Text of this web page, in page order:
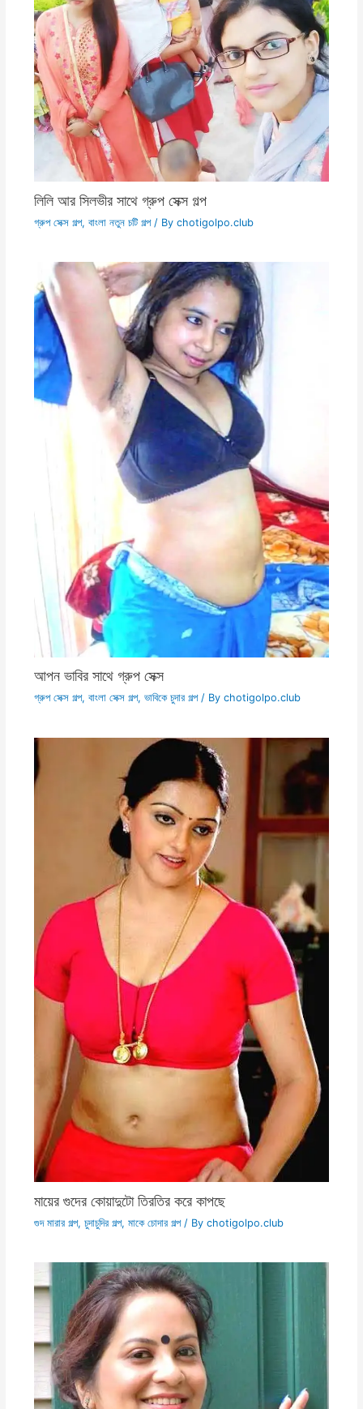
লিলি আর সিলভীর সাথে গ্রুপ সেক্স গল্প
গ্রুপ সেক্স গল্প, বাংলা নতুন চটি গল্প/ By chotigolpo.club
আপন ভাবির সাথে গ্রুপ সেক্স
গ্রুপ সেক্স গল্প, বাংলা সেক্স গল্প, ভাবিকে চুদার গল্প/ By chotigolpo.club
মায়ের গুদের কোয়াদুটো তিরতির করে কাপছে
গুদ মারার গল্প, চুদাচুদির গল্প, মাকে চোদার গল্প/ By chotigolpo.club